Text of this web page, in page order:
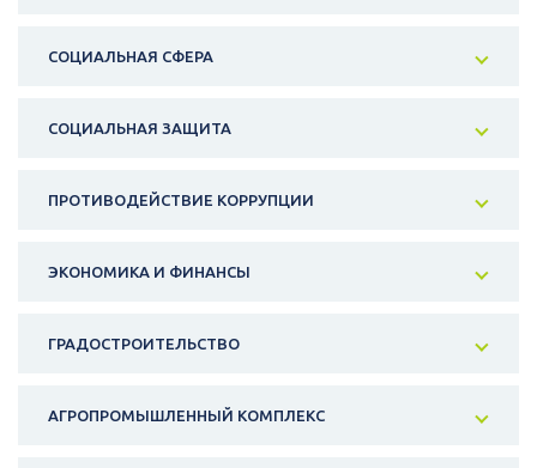
СОЦИАЛЬНАЯ СФЕРА
СОЦИАЛЬНАЯ ЗАЩИТА
ПРОТИВОДЕЙСТВИЕ КОРРУПЦИИ
ЭКОНОМИКА И ФИНАНСЫ
ГРАДОСТРОИТЕЛЬСТВО
АГРОПРОМЫШЛЕННЫЙ КОМПЛЕКС